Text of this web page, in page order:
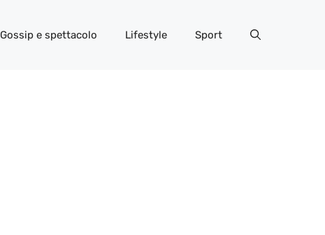
Gossip e spettacolo Lifestyle Sport